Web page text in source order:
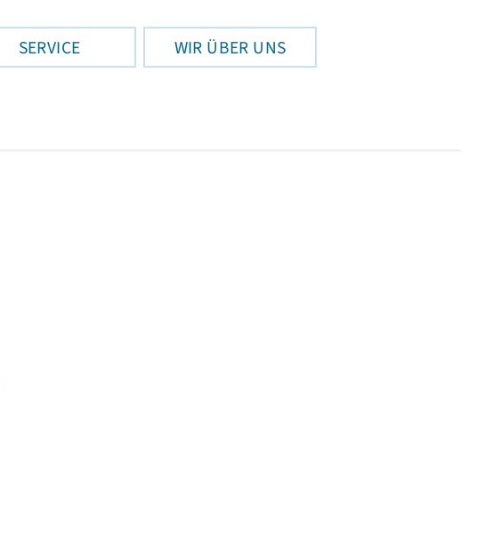
SERVICE WIR ÜBER UNS